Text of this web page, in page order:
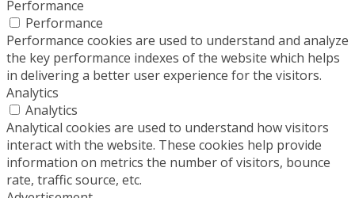
Performance
Performance
Performance cookies are used to understand and analyze
the key performance indexes of the website which helps
in delivering a better user experience for the visitors.
Analytics
Analytics
Analytical cookies are used to understand how visitors
interact with the website. These cookies help provide
information on metrics the number of visitors, bounce
rate, traffic source, etc.